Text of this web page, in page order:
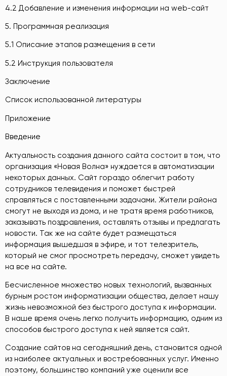
4.2 Добавление и изменения информации на web-сайт
5. Программная реализация
5.1 Описание этапов размещения в сети
5.2 Инструкция пользователя
Заключение
Список использованной литературы
Приложение
Введение
Актуальность создания данного сайта состоит в том, что
организация «Новая Волна» нуждается в автоматизации
некоторых данных. Сайт гораздо облегчит работу
сотрудников телевидения и поможет быстрей
справляться с поставленными задачами. Жители района
смогут не выходя из дома, и не тратя время работников,
заказывать поздравления, оставлять отзывы и предлагать
новости. Так же на сайте будет размещаться
информация вышедшая в эфире, и тот телезритель,
который не смог просмотреть передачу, сможет увидеть
на все на сайте.
Бесчисленное множество новых технологий, вызванных
бурным ростом информатизации общества, делает нашу
жизнь невозможной без быстрого доступа к информации.
В наше время очень легко получить информацию, одним из
способов быстрого доступа к ней является сайт.
Создание сайтов на сегодняшний день, становится одной
из наиболее актуальных и востребованных услуг. Именно
поэтому, большинство компаний уже оценили все